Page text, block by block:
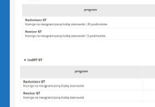
Subiekt Sprint 2
Subiekt123
zielony PLUS dla InsERT GT